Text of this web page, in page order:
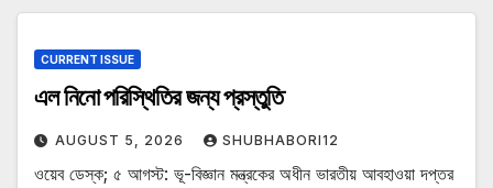
CURRENT ISSUE
এল নিনো পরিস্থিতির জন্য প্রস্তুতি
AUGUST 5, 2026 SHUBHABORI12
ওয়েব ডেস্ক; ৫ আগস্ট: ভূ-বিজ্ঞান মন্ত্রকের অধীন ভারতীয় আবহাওয়া দপ্তর